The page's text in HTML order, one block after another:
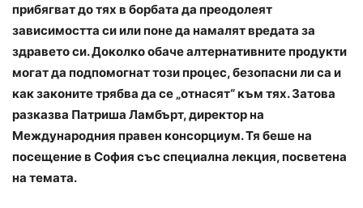
прибягват до тях в борбата да преодолеят
зависимостта си или поне да намалят вредата за
здравето си. Доколко обаче алтернативните продукти
могат да подпомогнат този процес, безопасни ли са и
как законите трябва да се „отнасят“ към тях. Затова
разказва Патриша Ламбърт, директор на
Международния правен консорциум. Тя беше на
посещение в София със специална лекция, посветена
на темата.